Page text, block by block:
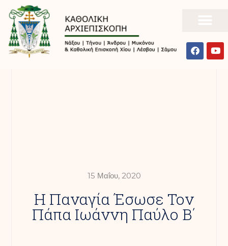
15 Μαΐου, 2020
Η Παναγία Έσωσε Τον
Πάπα Ιωάννη Παύλο Β΄